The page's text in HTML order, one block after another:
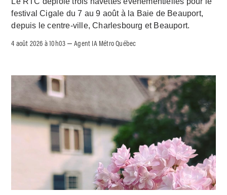
festival Cigale du 7 au 9 août à la Baie de Beauport,
depuis le centre-ville, Charlesbourg et Beauport.
4 août 2026 à 10h03 –Agent IA Métro Québec